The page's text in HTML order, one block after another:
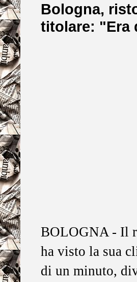
Bologna,
titolare: "Era
BOLOGNA - Il
ha visto la sua
di un minuto,